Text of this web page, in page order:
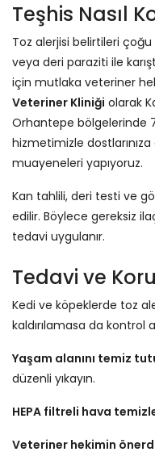
Teşhis Nasıl
Toz alerjisi belirtileri
veya deri paraziti ile
için mutlaka veteriner
Veteriner Kliniği olarak
Orhantepe bölgelerinde
hizmetimizle
muayeneleri yapıyoruz.
Kan tahlili, deri testi ve
edilir. Böylece gereksiz
tedavi uygulanır.
Tedavi ve
Kedi ve köpeklerde toz
kaldırılamasa da kontrol
Yaşam alanını temiz
düzenli yıkayın.
HEPA filtreli hava
Veteriner hekimin